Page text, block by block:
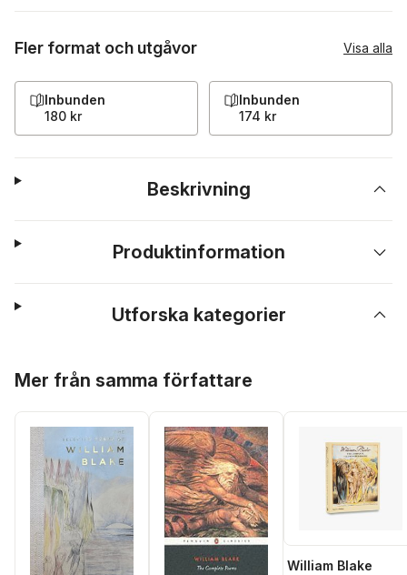
Fler format och utgåvor Visa alla
Inbunden
180 kr
Inbunden
174 kr
Beskrivning
Produktinformation
Utforska kategorier
Mer från samma författare
William Blake